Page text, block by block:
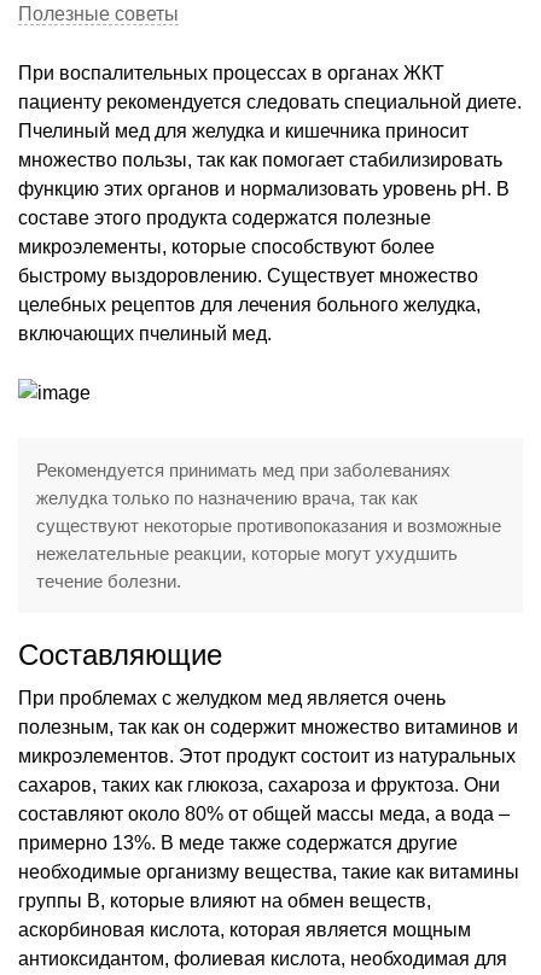
Полезные советы
При воспалительных процессах в органах ЖКТ
пациенту рекомендуется следовать специальной диете.
Пчелиный мед для желудка и кишечника приносит
множество пользы, так как помогает стабилизировать
функцию этих органов и нормализовать уровень pH. В
составе этого продукта содержатся полезные
микроэлементы, которые способствуют более
быстрому выздоровлению. Существует множество
целебных рецептов для лечения больного желудка,
включающих пчелиный мед.
Рекомендуется принимать мед при заболеваниях
желудка только по назначению врача, так как
существуют некоторые противопоказания и возможные
нежелательные реакции, которые могут ухудшить
течение болезни.
Составляющие
При проблемах с желудком мед является очень
полезным, так как он содержит множество витаминов и
микроэлементов. Этот продукт состоит из натуральных
сахаров, таких как глюкоза, сахароза и фруктоза. Они
составляют около 80% от общей массы меда, а вода –
примерно 13%. В меде также содержатся другие
необходимые организму вещества, такие как витамины
группы В, которые влияют на обмен веществ,
аскорбиновая кислота, которая является мощным
антиоксидантом, фолиевая кислота, необходимая для